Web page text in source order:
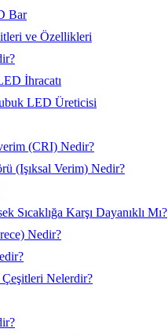
Bar
ve Özellikleri
İhracatı
LED Üreticisi
(CRI) Nedir?
(Işıksal Verim) Nedir?
Sıcaklığa Karşı Dayanıklı Mı?
Nedir?
Nelerdir?